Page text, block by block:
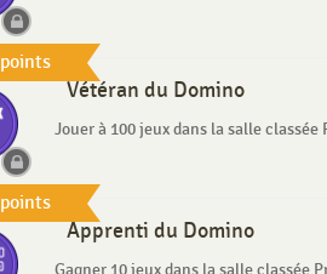
points
points
Vétéran du Domino
Jouer à 100 jeux dans la salle classée
Apprenti du Domino
Gagner 10 jeux dans la salle classée